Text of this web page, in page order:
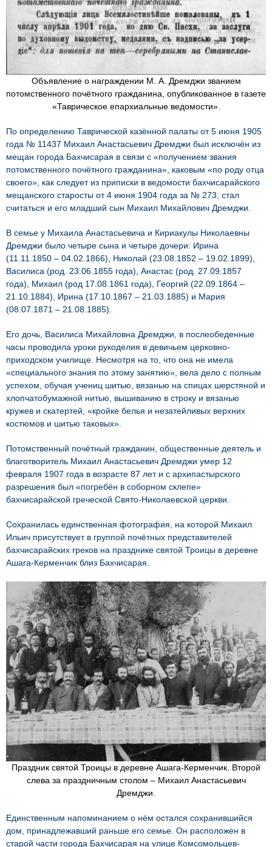
Объявление о награждении М. А. Дремджи званием
потомственного почётного гражданина, опубликованное в газете
«Таврическое епархиальные ведомости».
По определению Таврической казённой палаты от 5 июня 1905
года № 11437 Михаил Анастасьевич Дремджи был исключён из
мещан города Бахчисарая в связи с «получением звания
потомственного почётного гражданина», каковым «по роду отца
своего», как следует из приписки в ведомости бахчисарайского
мещанского старосты от 4 июня 1904 года за № 273, стал
считаться и его младший сын Михаил Михайлович Дремджи.
В семье у Михаила Анастасьевича и Кириакулы Николаевны
Дремджи было четыре сына и четыре дочери: Ирина
(11.11.1850 – 04.02.1866), Николай (23.08.1852 – 19.02.1899),
Василиса (род. 23.06.1855 года), Анастас (род. 27.09.1857
года), Михаил (род 17.08.1861 года), Георгий (22.09.1864 –
21.10.1884), Ирина (17.10.1867 – 21.03.1885) и Мария
(08.07.1871 – 21.08.1885).
Его дочь, Василиса Михайловна Дремджи, в послеобеденные
часы проводила уроки рукоделия в девичьем церковно-
приходском училище. Несмотря на то, что она не имела
«специального знания по этому занятию», вела дело с полным
успехом, обучая учениц шитью, вязанью на спицах шерстяной и
хлопчатобумажной нитью, вышива­нию в строку и вязанью
кружев и скатертей, «кройке белья и незатейливых верхних
костюмов и шитью та­ковых».
Потомственный почётный гражданин, общественные деятель и
благотворитель Михаил Анастасьевич Дремджи умер 12
февраля 1907 года в возрасте 87 лет и с архипастырского
разрешения был «погребён в соборном склепе»
бахчисарайской греческой Свято-Николаевской церкви.
Сохранилась единственная фотография, на которой Михаил
Ильич присутствует в группой почётных представителей
бахчисарайских греков на празднике святой Троицы в деревне
Ашага-Керменчик близ Бахчисарая.
Праздник святой Троицы в деревне Ашага-Керменчик. Второй
слева за праздничным столом – Михаил Анастасьевич
Дремджи.
Единственным напоминанием о нём остался сохранившийся
дом, принадлежавший раньше его семье. Он расположен в
старой части города Бахчисарая на улице Комсомольцев-